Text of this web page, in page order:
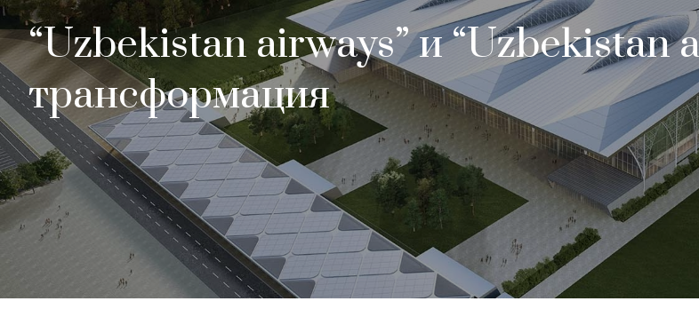
“Uzbekistan airways” и “Uzbekistan
трансформация